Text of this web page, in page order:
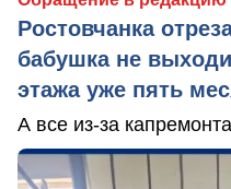
Ростовчанка
бабушка не
этажа уже пять
А все из-за